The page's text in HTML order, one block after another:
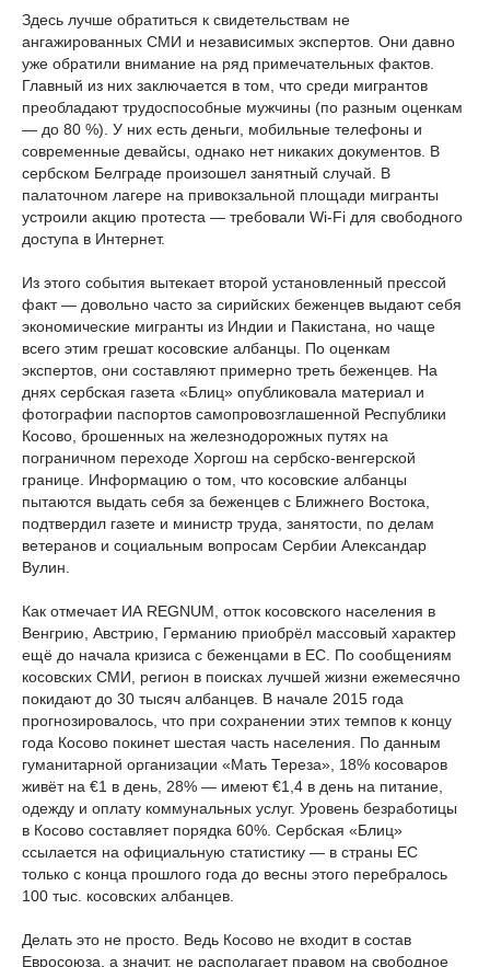
Здесь лучше обратиться к свидетельствам не
ангажированных СМИ и независимых экспертов. Они давно
уже обратили внимание на ряд примечательных фактов.
Главный из них заключается в том, что среди мигрантов
преобладают трудоспособные мужчины (по разным оценкам
— до 80 %). У них есть деньги, мобильные телефоны и
современные девайсы, однако нет никаких документов. В
сербском Белграде произошел занятный случай. В
палаточном лагере на привокзальной площади мигранты
устроили акцию протеста — требовали Wi-Fi для свободного
доступа в Интернет.
Из этого события вытекает второй установленный прессой
факт — довольно часто за сирийских беженцев выдают себя
экономические мигранты из Индии и Пакистана, но чаще
всего этим грешат косовские албанцы. По оценкам
экспертов, они составляют примерно треть беженцев. На
днях сербская газета «Блиц» опубликовала материал и
фотографии паспортов самопровозглашенной Республики
Косово, брошенных на железнодорожных путях на
пограничном переходе Хоргош на сербско-венгерской
границе. Информацию о том, что косовские албанцы
пытаются выдать себя за беженцев с Ближнего Востока,
подтвердил газете и министр труда, занятости, по делам
ветеранов и социальным вопросам Сербии Александар
Вулин.
Как отмечает ИА REGNUM, отток косовского населения в
Венгрию, Австрию, Германию приобрёл массовый характер
ещё до начала кризиса с беженцами в ЕС. По сообщениям
косовских СМИ, регион в поисках лучшей жизни ежемесячно
покидают до 30 тысяч албанцев. В начале 2015 года
прогнозировалось, что при сохранении этих темпов к концу
года Косово покинет шестая часть населения. По данным
гуманитарной организации «Мать Тереза», 18% косоваров
живёт на €1 в день, 28% — имеют €1,4 в день на питание,
одежду и оплату коммунальных услуг. Уровень безработицы
в Косово составляет порядка 60%. Сербская «Блиц»
ссылается на официальную статистику — в страны ЕС
только с конца прошлого года до весны этого перебралось
100 тыс. косовских албанцев.
Делать это не просто. Ведь Косово не входит в состав
Евросоюза, а значит, не располагает правом на свободное